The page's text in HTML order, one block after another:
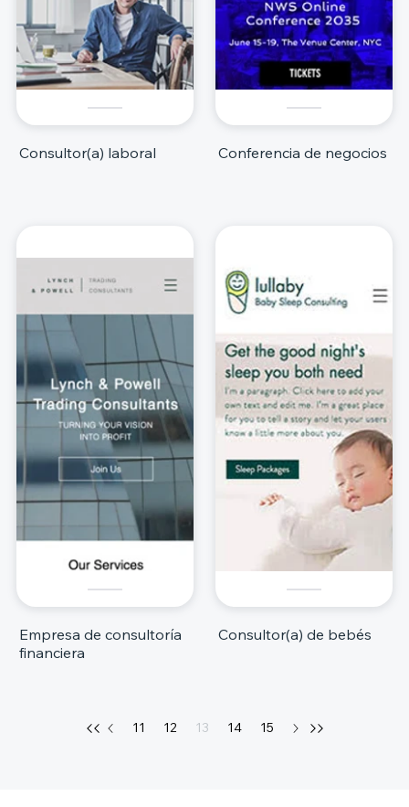
Consultor(a) laboral Conferencia de negocios
Empresa de consultoría
financiera
Consultor(a) de bebés
11 12 13 14 15